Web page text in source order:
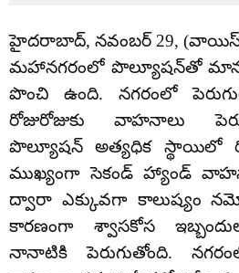
హైదరాబాద్, నవంబర్ 29, (వాయిస్
మహానగరంలో పొల్యూషన్‌తో
పొంచి ఉంది. నగరంలో
రోజురోజుకు వాహనాలు
పొల్యూషన్‌ అత్యధిక స్థాయిలో
ముఖ్యంగా సెకండ్‌ హ్యాండ్‌
ద్వారా ఎక్కువగా కాలుష్యం
కారణంగా శ్వాసకోస
నానాటికి పెరుగుతోంది.